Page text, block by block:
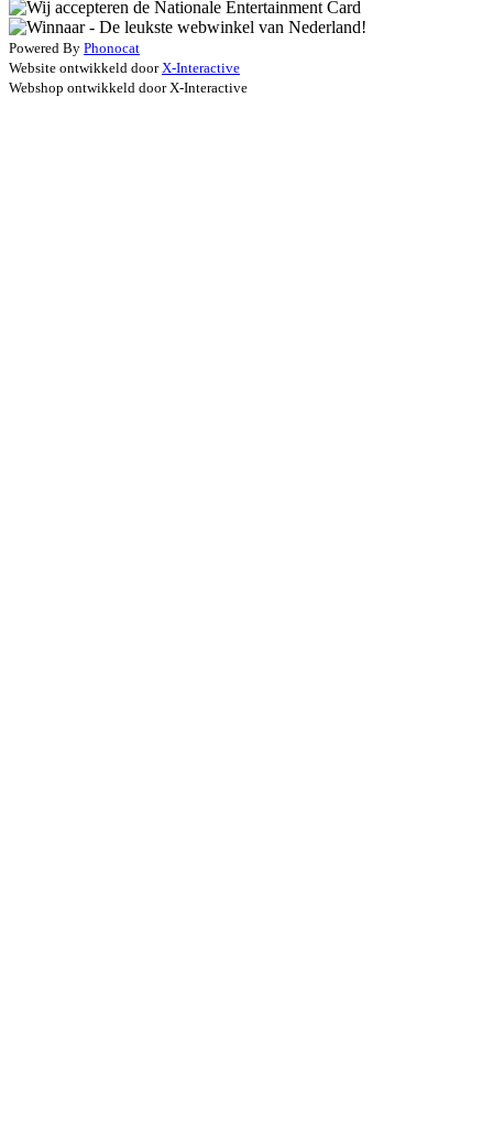
Powered By Phonocat
Website ontwikkeld doorX-Interactive
Webshop ontwikkeld door X-Interactive